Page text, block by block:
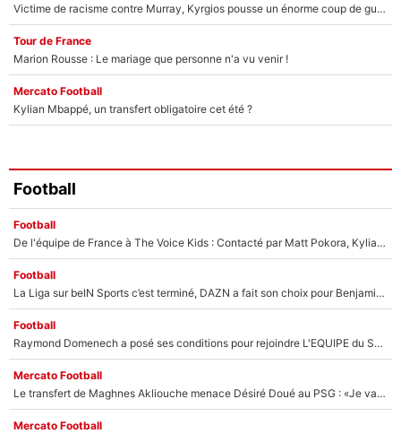
Victime de racisme contre Murray, Kyrgios pousse un énorme coup de gueule !
Tour de France
Marion Rousse : Le mariage que personne n'a vu venir !
Mercato Football
Kylian Mbappé, un transfert obligatoire cet été ?
Football
Football
De l'équipe de France à The Voice Kids : Contacté par Matt Pokora, Kylian Mbappé a accepté de jouer un rôle inédit sur TF1 !
Football
La Liga sur beIN Sports c’est terminé, DAZN a fait son choix pour Benjamin Da Silva et Omar Da Fonseca !
Football
Raymond Domenech a posé ses conditions pour rejoindre L'EQUIPE du Soir : Il refuse de faire l'émission avec un autre chroniqueur !
Mercato Football
Le transfert de Maghnes Akliouche menace Désiré Doué au PSG : «Je valide à 200%»
Mercato Football